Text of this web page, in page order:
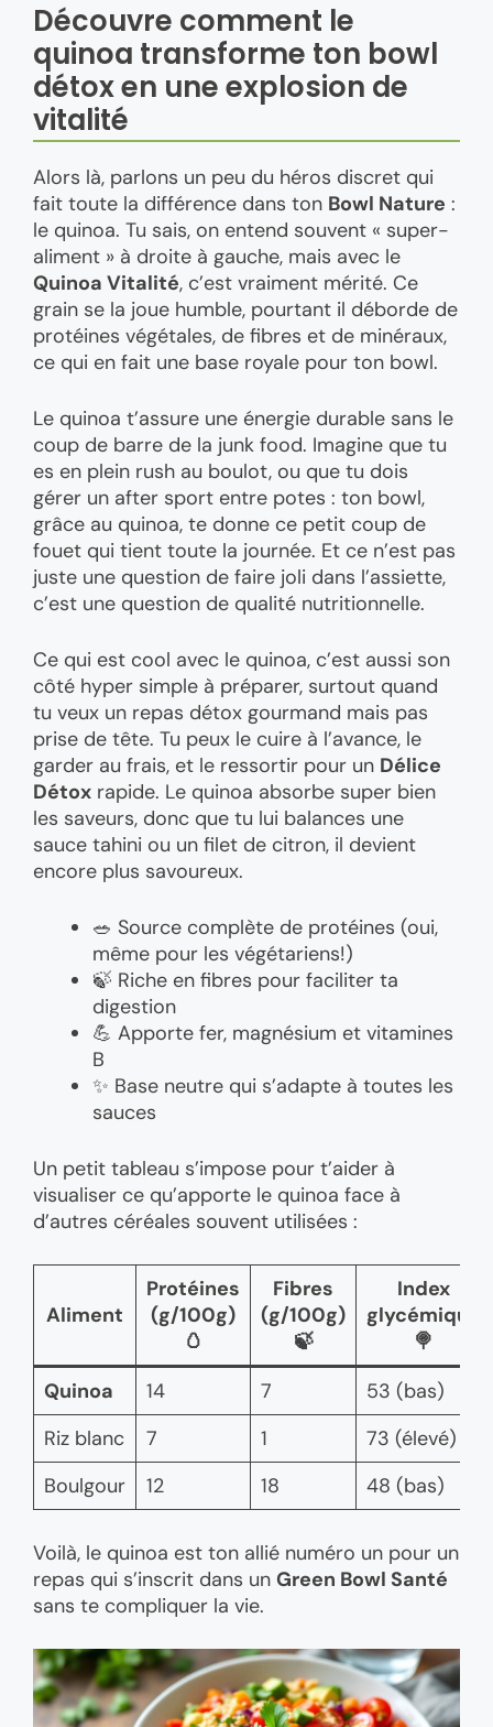
Découvre comment le
quinoa transforme ton bowl
détox en une explosion de
vitalité
Alors là, parlons un peu du héros discret qui
fait toute la différence dans ton Bowl Nature :
le quinoa. Tu sais, on entend souvent « super-
aliment » à droite à gauche, mais avec le
Quinoa Vitalité, c’est vraiment mérité. Ce
grain se la joue humble, pourtant il déborde de
protéines végétales, de fibres et de minéraux,
ce qui en fait une base royale pour ton bowl.
Le quinoa t’assure une énergie durable sans le
coup de barre de la junk food. Imagine que tu
es en plein rush au boulot, ou que tu dois
gérer un after sport entre potes : ton bowl,
grâce au quinoa, te donne ce petit coup de
fouet qui tient toute la journée. Et ce n’est pas
juste une question de faire joli dans l’assiette,
c’est une question de qualité nutritionnelle.
Ce qui est cool avec le quinoa, c’est aussi son
côté hyper simple à préparer, surtout quand
tu veux un repas détox gourmand mais pas
prise de tête. Tu peux le cuire à l’avance, le
garder au frais, et le ressortir pour un Délice
Détox rapide. Le quinoa absorbe super bien
les saveurs, donc que tu lui balances une
sauce tahini ou un filet de citron, il devient
encore plus savoureux.
🥗 Source complète de protéines (oui,
même pour les végétariens!)
🍃 Riche en fibres pour faciliter ta
digestion
💪 Apporte fer, magnésium et vitamines
B
✨ Base neutre qui s’adapte à toutes les
sauces
Un petit tableau s’impose pour t’aider à
visualiser ce qu’apporte le quinoa face à
d’autres céréales souvent utilisées :
Aliment
Protéines
(g/100g)
🥚
Fibres
(g/100g)
🍃
Index
glycémique
🍭
Quinoa
14 7
53 (bas)
Riz blanc
7 1
73 (élevé)
Boulgour
12 18 48 (bas)
Voilà, le quinoa est ton allié numéro un pour un
repas qui s’inscrit dans un Green Bowl Santé
sans te compliquer la vie.